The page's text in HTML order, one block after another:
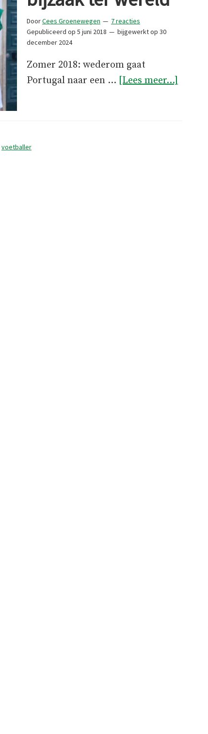
DoorCees Groenewegen
7 reacties
Gepubliceerd op 5 juni 2018 bijgewerkt op 30
december 2024
Zomer 2018: wederom gaat
Portugal naar een … [Lees meer...]
voetballer